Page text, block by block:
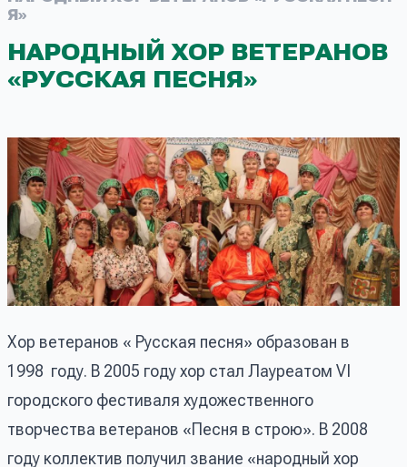
Я»
НАРОДНЫЙ ХОР ВЕТЕРАНОВ
«РУССКАЯ ПЕСНЯ»
Хор ветеранов « Русская песня» образован в
1998 году. В 2005 году хор стал Лауреатом VI
городского фестиваля художественного
творчества ветеранов «Песня в строю». В 2008
году коллектив получил звание «народный хор